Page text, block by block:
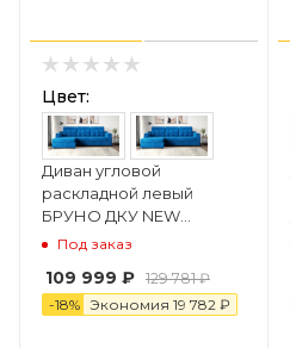
Цвет:
Диван угловой
раскладной левый
БРУНО ДКУ NEW
(Металлокаркас, НПБ)
Под заказ
109 999 ₽ 129 781 ₽
-18% Экономия 19 782 ₽